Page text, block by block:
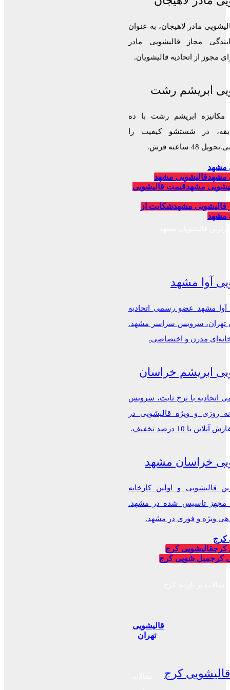
مادر لاهیجان، به عنوان
مجاز قالیشویی مادر
مجوز از اتحادیه قالیشویان.
ابریشم رشت
مکانیزه ابریشم رشت با ده
در شستشو کیفیت را
48 ساعته فرش.
مشهد
مشهدقالیشویی مشهد
مشهدقیمت قالیشویی
قالیشویی مشهدشکایت از
مشهد
آوا مشهد
آوا مشهد عضو رسمی اتحادیه
تهران، سرویس سراسر مشهد.
مدرن و اختصاصی.
ابریشم خراسان
اتحادیه با نرخ ثابت، سرویس
روزی و ویژه قالیشویی در
با 10 درصد تخفیف.
خراسان مشهد
قالیشویی و اولین کارخانه
مجهز تاسیس شده در مشهد.
ویژه و فوری در مشهد.
کرج
کرجقالیشویی کرج
کرجمبل شویی کرج
کرج
قالیشویی
تهران